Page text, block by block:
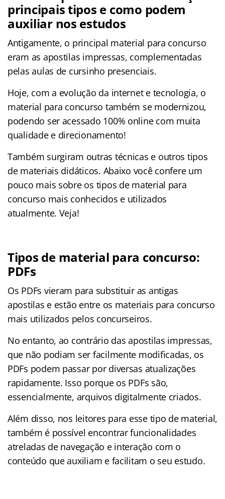
principais tipos e como podem
auxiliar nos estudos
Antigamente, o principal material para concurso
eram as apostilas impressas, complementadas
pelas aulas de cursinho presenciais.
Hoje, com a evolução da internet e tecnologia, o
material para concurso também se modernizou,
podendo ser acessado 100% online com muita
qualidade e direcionamento!
Também surgiram outras técnicas e outros tipos
de materiais didáticos. Abaixo você confere um
pouco mais sobre os tipos de material para
concurso mais conhecidos e utilizados
atualmente. Veja!
Tipos de material para concurso:
PDFs
Os PDFs vieram para substituir as antigas
apostilas e estão entre os materiais para concurso
mais utilizados pelos concurseiros.
No entanto, ao contrário das apostilas impressas,
que não podiam ser facilmente modificadas, os
PDFs podem passar por diversas atualizações
rapidamente. Isso porque os PDFs são,
essencialmente, arquivos digitalmente criados.
Além disso, nos leitores para esse tipo de material,
também é possível encontrar funcionalidades
atreladas de navegação e interação com o
conteúdo que auxiliam e facilitam o seu estudo.